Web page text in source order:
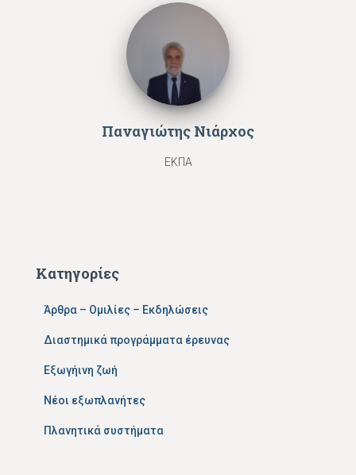
Παναγιώτης Νιάρχος
ΕΚΠΑ
Κατηγορίες
Άρθρα – Ομιλίες – Εκδηλώσεις
Διαστημικά προγράμματα έρευνας
Εξωγήινη ζωή
Νέοι εξωπλανήτες
Πλανητικά συστήματα